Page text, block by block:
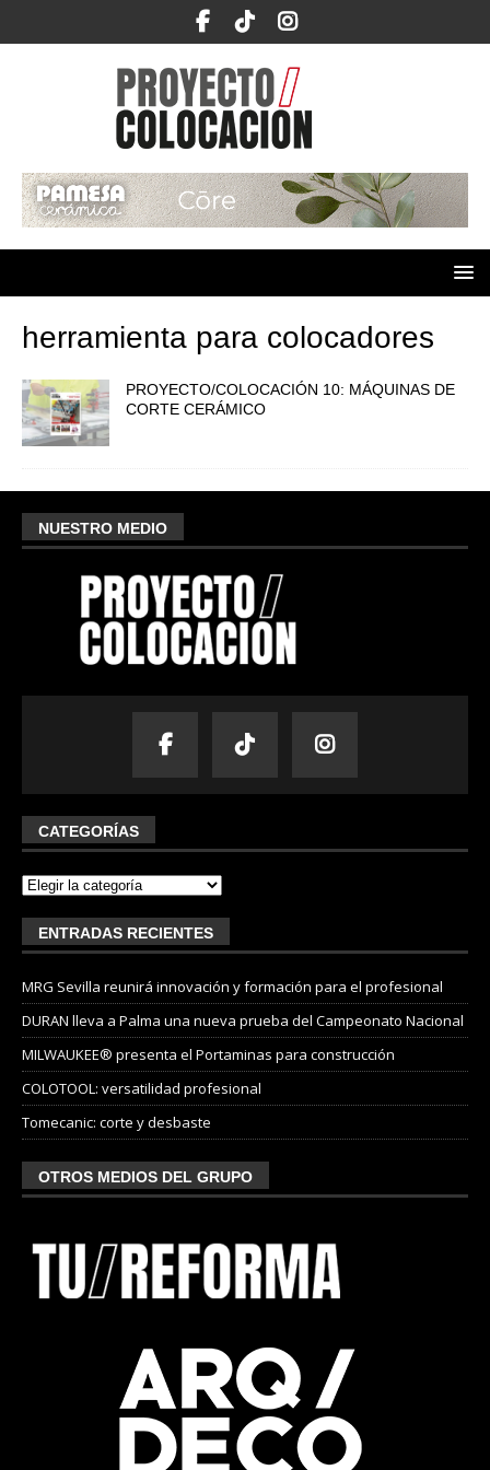
herramienta para colocadores
PROYECTO/COLOCACIÓN 10: MÁQUINAS DE
CORTE CERÁMICO
NUESTRO MEDIO
CATEGORÍAS
ENTRADAS RECIENTES
MRG Sevilla reunirá innovación y formación para el profesional
DURAN lleva a Palma una nueva prueba del Campeonato Nacional
MILWAUKEE® presenta el Portaminas para construcción
COLOTOOL: versatilidad profesional
Tomecanic: corte y desbaste
OTROS MEDIOS DEL GRUPO